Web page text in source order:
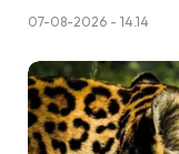
07-08-2026 - 14.14